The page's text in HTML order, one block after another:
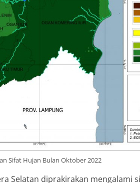
Sifat Hujan Bulan Oktober 2022
Selatan diprakirakan mengalami